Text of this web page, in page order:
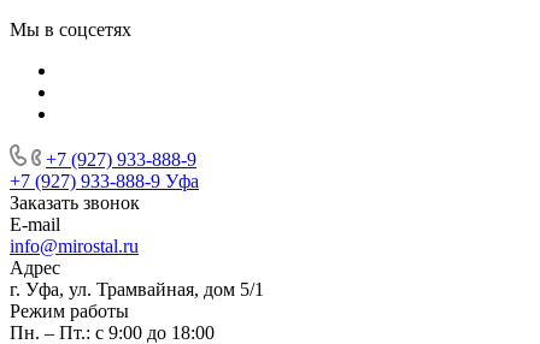
Мы в соцсетях
+7 (927) 933-888-9
+7 (927) 933-888-9 Уфа
Заказать звонок
E-mail
info@mirostal.ru
Адрес
г. Уфа, ул. Трамвайная, дом 5/1
Режим работы
Пн. – Пт.: с 9:00 до 18:00